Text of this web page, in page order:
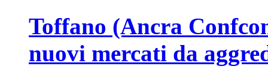
Toffano (Ancra
nuovi mercati da